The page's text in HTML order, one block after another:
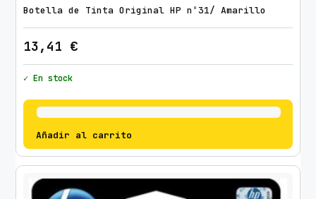
Botella de Tinta Original HP nº31/ Amarillo
13,41 €
✓ En stock
Añadir al carrito